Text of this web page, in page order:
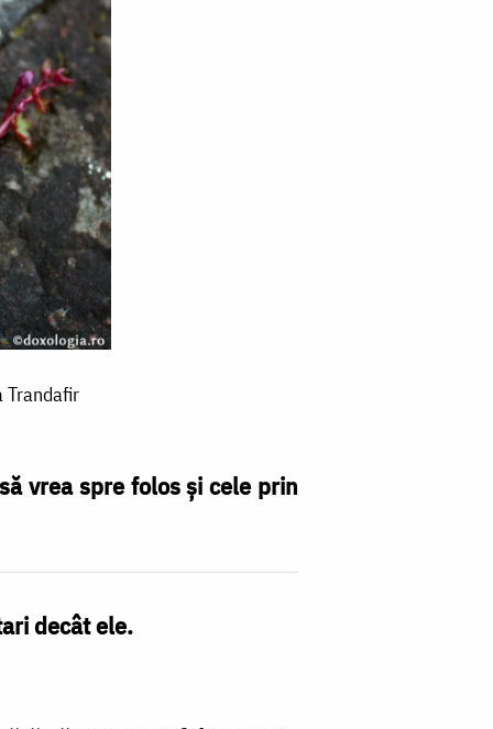
Trandafir
vrea spre folos și cele prin
decât ele.